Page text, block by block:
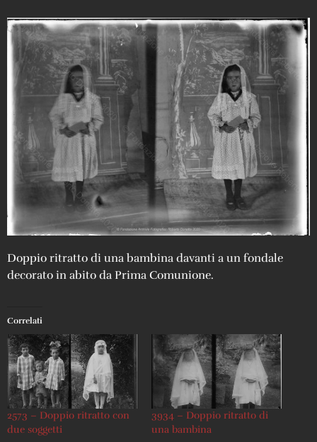
Doppio ritratto di una bambina davanti a un fondale
decorato in abito da Prima Comunione.
Correlati
2573 – Doppio ritratto con
due soggetti
3934 – Doppio ritratto di
una bambina